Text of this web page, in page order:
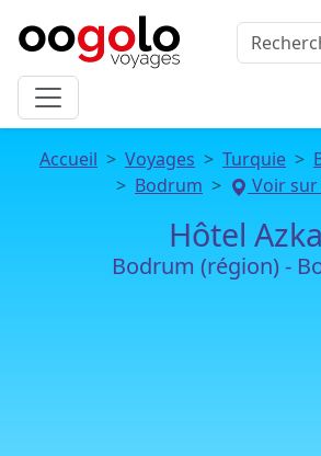
Accueil Voyages Turquie
Bodrum
Voir
Hôtel Azka
Bodrum (région) -